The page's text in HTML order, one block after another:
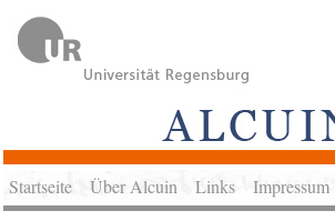
Startseite Über Alcuin Links Impressum